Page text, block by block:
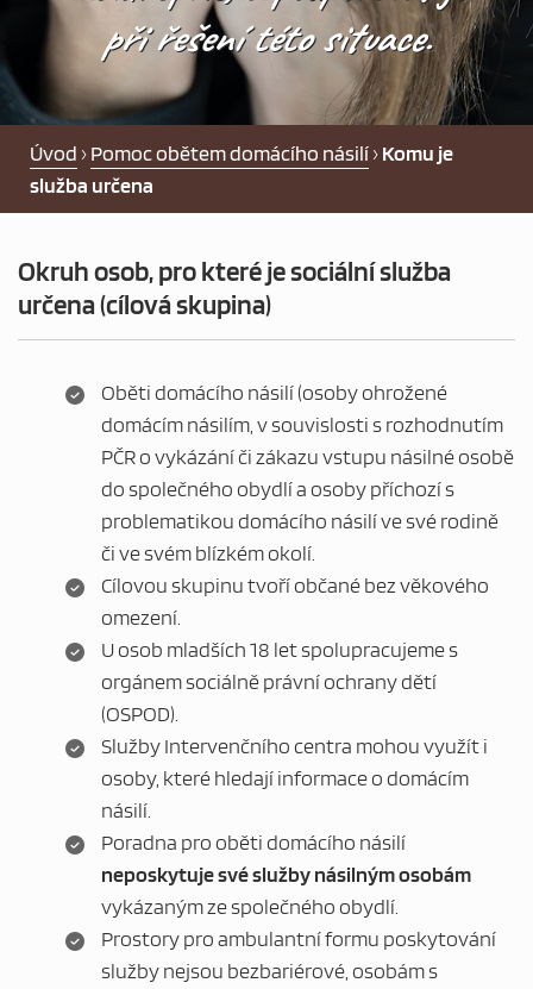
NOCLEHÁRNA
PRO OSOBY BEZ PŘÍSTŘEŠÍ
POMOC NOUZI
NABÍDKA ZAMĚSTNÁNÍ
CHCI DAROVAT
MAPA WEBU
při řešení této situace.
Úvod ›Pomoc obětem domácího násilí›Komu je
služba určena
Okruh osob, pro které je sociální služba
určena (cílová skupina)
Oběti domácího násilí (osoby ohrožené
domácím násilím, v souvislosti s rozhodnutím
PČR o vykázání či zákazu vstupu násilné osobě
do společného obydlí a osoby příchozí s
problematikou domácího násilí ve své rodině
či ve svém blízkém okolí.
Cílovou skupinu tvoří občané bez věkového
omezení.
U osob mladších 18 let spolupracujeme s
orgánem sociálně právní ochrany dětí
(OSPOD).
Služby Intervenčního centra mohou využít i
osoby, které hledají informace o domácím
násilí.
Poradna pro oběti domácího násilí
neposkytuje své služby násilným osobám
vykázaným ze společného obydlí.
Prostory pro ambulantní formu poskytování
služby nejsou bezbariérové, osobám s